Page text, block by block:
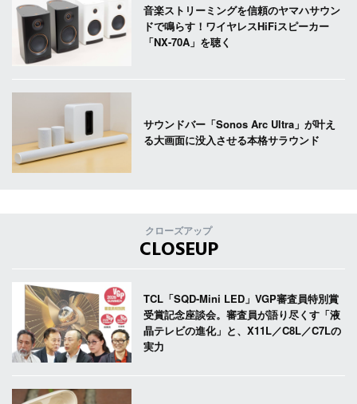
音楽ストリーミングを信頼のヤマハサウン
ドで鳴らす！ワイヤレスHiFiスピーカー
「NX-70A」を聴く
サウンドバー「Sonos Arc Ultra」が叶え
る大画面に没入させる本格サラウンド
クローズアップ
CLOSEUP
TCL「SQD-Mini LED」VGP審査員特別賞
受賞記念座談会。審査員が語り尽くす「液
晶テレビの進化」と、X11L／C8L／C7Lの
実力